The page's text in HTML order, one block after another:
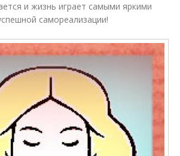
и жизнь играет самыми яркими
самореализации!